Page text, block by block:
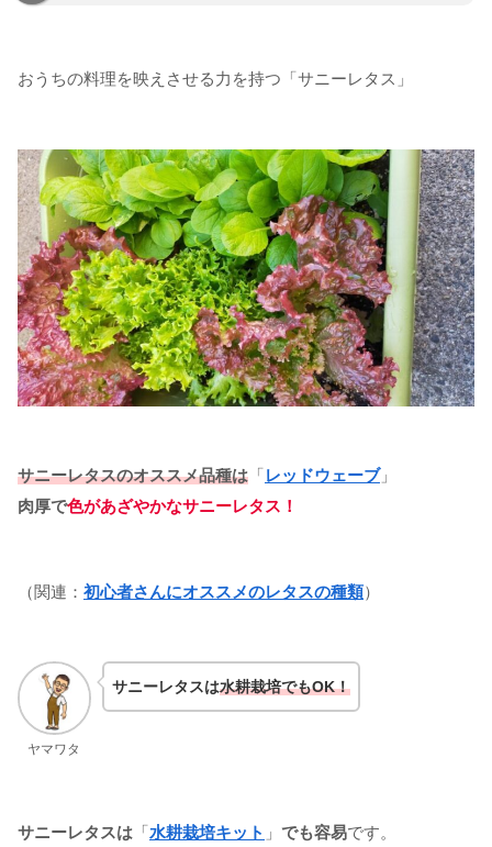
おうちの料理を映えさせる力を持つ「サニーレタス」
サニーレタスのオススメ品種は 「レッドウェーブ」
肉厚で色があざやかなサニーレタス！
（関連： 初心者さんにオススメのレタスの種類）
ヤマワタ
サニーレタスは水耕栽培でもOK！
サニーレタスは 「水耕栽培キット 」 でも容易です。